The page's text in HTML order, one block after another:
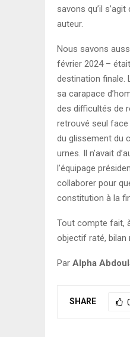
savons qu’il
auteur.
Nous savons
février 2024 –
destination finale.
sa carapace
des difficultés de
retrouvé seul face
du glissement du
urnes. Il n’avait
l’équipage
collaborer pour
constitution à la
Tout compte fait,
objectif raté, bilan
Par Alpha
SHARE